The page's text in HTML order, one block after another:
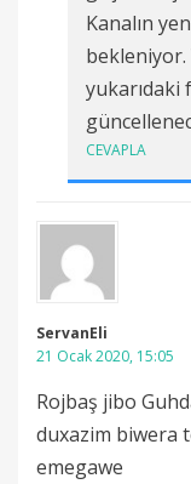
Kanalın
yukarıdaki
CEVAPLA
ServanEli
21 Ocak 2020, 15:05
Rojbaş jibo
duxazim biwera
emegawe